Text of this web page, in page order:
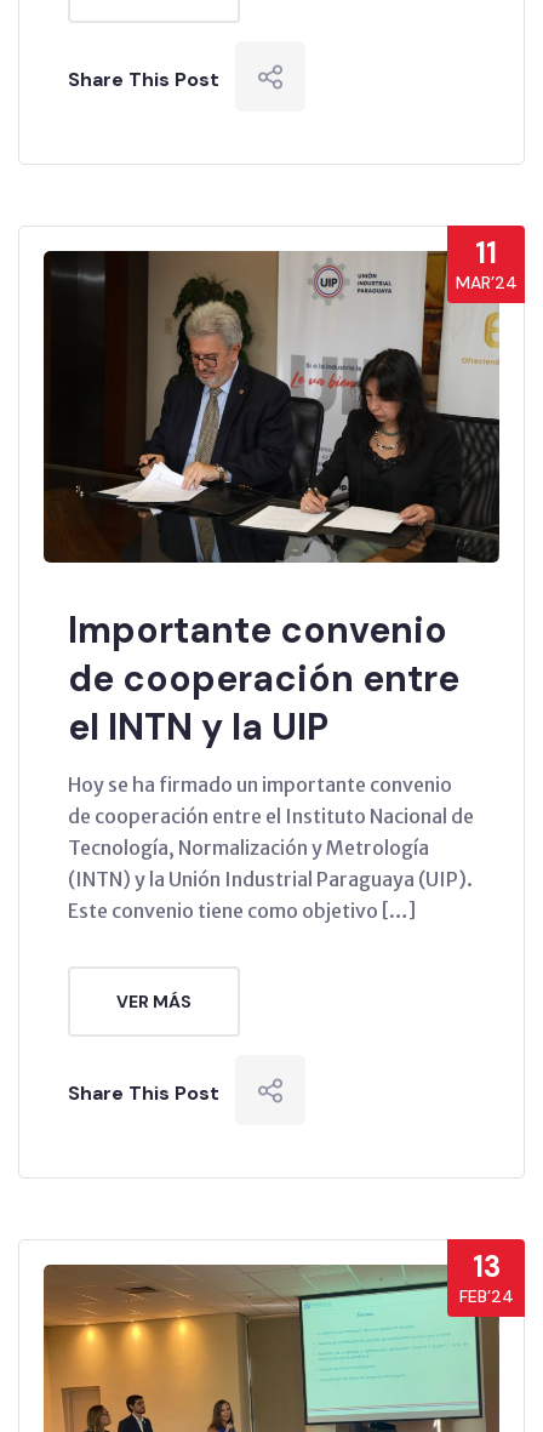
Share This Post
11
MAR’24
Importante convenio
de cooperación entre
el INTN y la UIP
Hoy se ha firmado un importante convenio
de cooperación entre el Instituto Nacional de
Tecnología, Normalización y Metrología
(INTN) y la Unión Industrial Paraguaya (UIP).
Este convenio tiene como objetivo […]
VER MÁS
Share This Post
13
FEB’24